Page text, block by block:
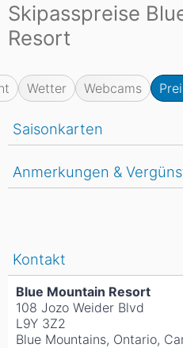
Skipasspreise
Resort
Wetter Webcams
Saisonkarten
Anmerkungen &
Kontakt
Blue Mountain Resort
108 Jozo Weider Blvd
L9Y 3Z2
Blue Mountains, Ontario,